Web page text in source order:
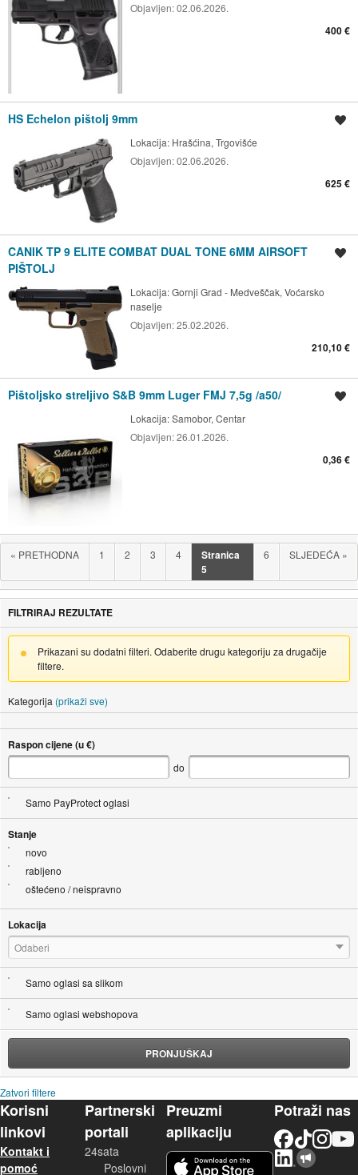
Objavljen:02.06.2026.
400 €
HS Echelon pištolj 9mm
Lokacija: Hrašćina, Trgovišće
Objavljen:02.06.2026.
625 €
CANIK TP 9 ELITE COMBAT DUAL TONE 6MM AIRSOFT
PIŠTOLJ
Lokacija:Gornji Grad - Medveščak, Voćarsko
naselje
Objavljen:25.02.2026.
210,10 €
Pištoljsko streljivo S&B 9mm Luger FMJ 7,5g /a50/
Lokacija:Samobor, Centar
Objavljen:26.01.2026.
0,36 €
« PRETHODNA 1 2 3 4
Stranica
5
6 SLJEDEĆA »
FILTRIRAJ REZULTATE
Prikazani su dodatni filteri. Odaberite drugu kategoriju za drugačije
filtere.
Kategorija (prikaži sve)
Raspon cijene (u €)
do
Samo PayProtect oglasi
Stanje
novo
rabljeno
oštećeno / neispravno
Lokacija
Odaberi
Samo oglasi sa slikom
Samo oglasi webshopova
PRONJUŠKAJ
Zatvori filtere
Korisni
linkovi
Kontakt i
pomoć
Partnerski
portali
24sata
Poslovni
Preuzmi
aplikaciju
Potraži nas